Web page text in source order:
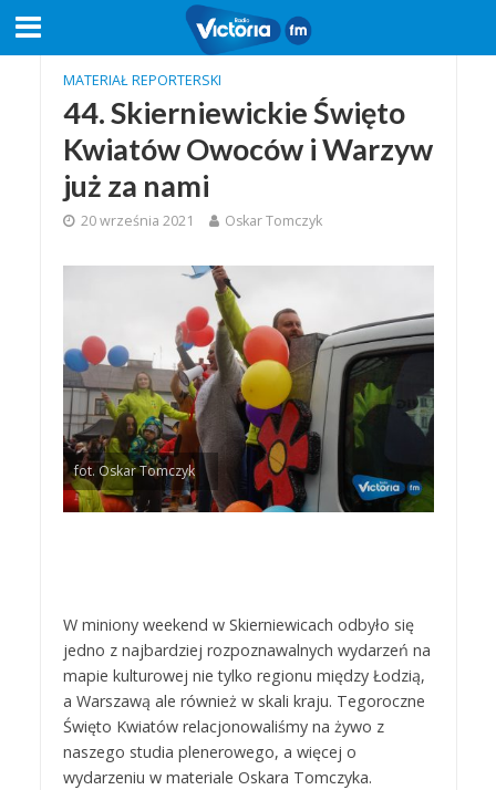
MATERIAŁ REPORTERSKI
44. Skierniewickie Święto
Kwiatów Owoców i Warzyw
już za nami
20 września 2021 Oskar Tomczyk
fot. Oskar Tomczyk
W miniony weekend w Skierniewicach odbyło się
jedno z najbardziej rozpoznawalnych wydarzeń na
mapie kulturowej nie tylko regionu między Łodzią,
a Warszawą ale również w skali kraju. Tegoroczne
Święto Kwiatów relacjonowaliśmy na żywo z
naszego studia plenerowego, a więcej o
wydarzeniu w materiale Oskara Tomczyka.